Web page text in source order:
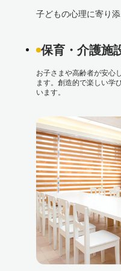
子どもの心理に寄り
保育・介護施
お子さまや高齢者が安心
ます。創造的で楽しい学
います。